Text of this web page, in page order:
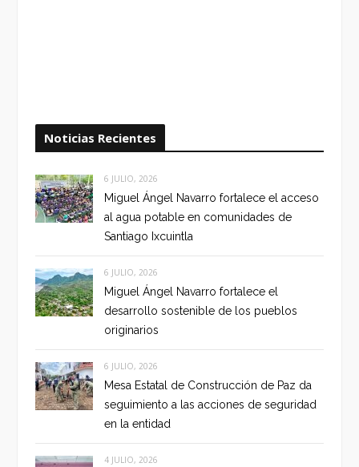
Noticias Recientes
6 JULIO, 2026
Miguel Ángel Navarro fortalece el acceso
al agua potable en comunidades de
Santiago Ixcuintla
6 JULIO, 2026
Miguel Ángel Navarro fortalece el
desarrollo sostenible de los pueblos
originarios
6 JULIO, 2026
Mesa Estatal de Construcción de Paz da
seguimiento a las acciones de seguridad
en la entidad
4 JULIO, 2026